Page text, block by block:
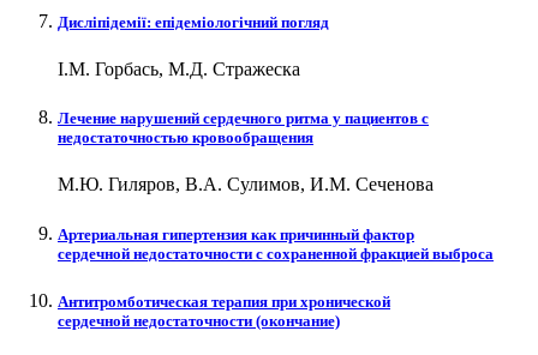
Дисліпідемії: епідеміологічний погляд
І.М. Горбась, М.Д. Стражеска
Лечение нарушений сердечного ритма у пациентов с
недостаточностью кровообращения
М.Ю. Гиляров, В.А. Сулимов, И.М. Сеченова
Артериальная гипертензия как причинный фактор
сердечной недостаточности с сохраненной фракцией выброса
Антитромботическая терапия при хронической
сердечной недостаточности (окончание)